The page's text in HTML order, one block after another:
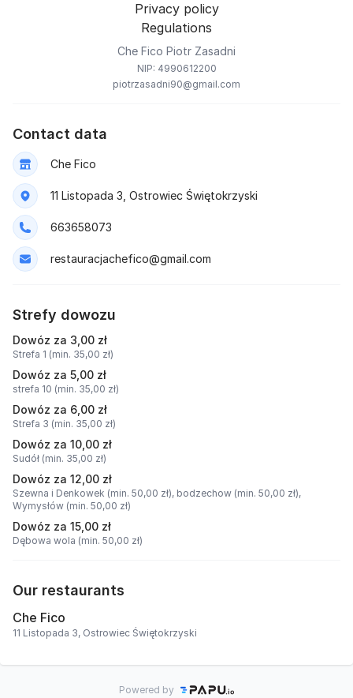
Privacy policy
Regulations
Che Fico Piotr Zasadni
NIP: 4990612200
piotrzasadni90@gmail.com
Contact data
Che Fico
11 Listopada 3, Ostrowiec Świętokrzyski
663658073
restauracjachefico@gmail.com
Strefy dowozu
Dowóz za 3,00 zł
Strefa 1 (min. 35,00 zł)
Dowóz za 5,00 zł
strefa 10 (min. 35,00 zł)
Dowóz za 6,00 zł
Strefa 3 (min. 35,00 zł)
Dowóz za 10,00 zł
Sudół (min. 35,00 zł)
Dowóz za 12,00 zł
Szewna i Denkowek (min. 50,00 zł), bodzechow (min. 50,00 zł),
Wymysłów (min. 50,00 zł)
Dowóz za 15,00 zł
Dębowa wola (min. 50,00 zł)
Our restaurants
Che Fico
11 Listopada 3, Ostrowiec Świętokrzyski
Powered by